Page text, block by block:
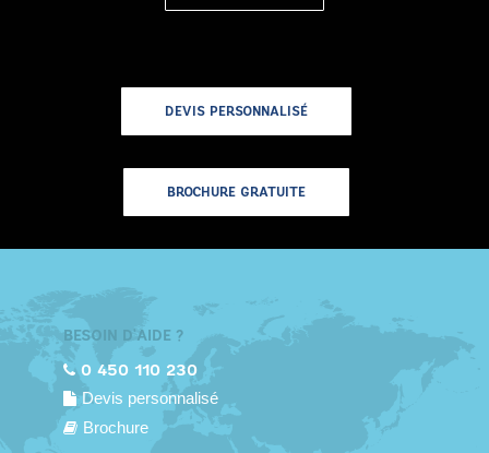
DEVIS PERSONNALISÉ
BROCHURE GRATUITE
BESOIN D'AIDE ?
0 450 110 230
Devis personnalisé
Brochure